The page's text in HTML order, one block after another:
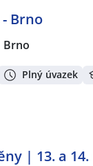
Brno
Brno
Plný úvazek
| 13. a 14.